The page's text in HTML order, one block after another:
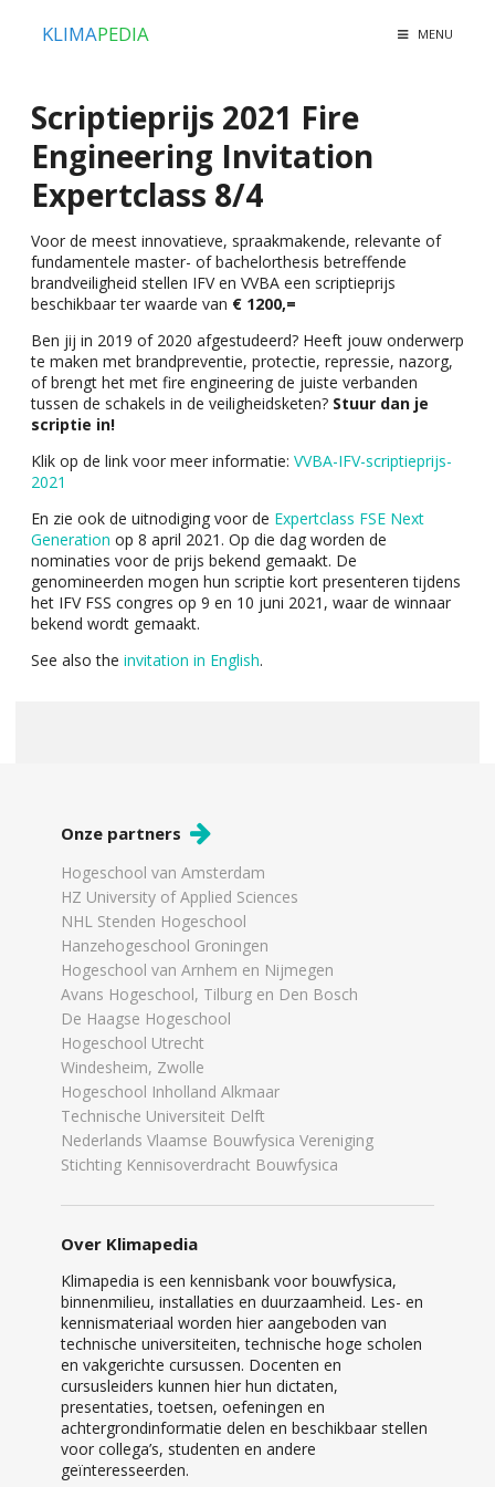
KLIMAPEDIA MENU
Scriptieprijs 2021 Fire
Engineering Invitation
Expertclass 8/4
Voor de meest innovatieve, spraakmakende, relevante of
fundamentele master- of bachelorthesis betreffende
brandveiligheid stellen IFV en VVBA een scriptieprijs
beschikbaar ter waarde van € 1200,=
Ben jij in 2019 of 2020 afgestudeerd? Heeft jouw onderwerp
te maken met brandpreventie, protectie, repressie, nazorg,
of brengt het met fire engineering de juiste verbanden
tussen de schakels in de veiligheidsketen? Stuur dan je
scriptie in!
Klik op de link voor meer informatie: VVBA-IFV-scriptieprijs-
2021
En zie ook de uitnodiging voor de Expertclass FSE Next
Generation op 8 april 2021. Op die dag worden de
nominaties voor de prijs bekend gemaakt. De
genomineerden mogen hun scriptie kort presenteren tijdens
het IFV FSS congres op 9 en 10 juni 2021, waar de winnaar
bekend wordt gemaakt.
See also the invitation in English.
Onze partners
Hogeschool van Amsterdam
HZ University of Applied Sciences
NHL Stenden Hogeschool
Hanzehogeschool Groningen
Hogeschool van Arnhem en Nijmegen
Avans Hogeschool, Tilburg en Den Bosch
De Haagse Hogeschool
Hogeschool Utrecht
Windesheim, Zwolle
Hogeschool Inholland Alkmaar
Technische Universiteit Delft
Nederlands Vlaamse Bouwfysica Vereniging
Stichting Kennisoverdracht Bouwfysica
Over Klimapedia
Klimapedia is een kennisbank voor bouwfysica,
binnenmilieu, installaties en duurzaamheid. Les- en
kennismateriaal worden hier aangeboden van
technische universiteiten, technische hoge scholen
en vakgerichte cursussen. Docenten en
cursusleiders kunnen hier hun dictaten,
presentaties, toetsen, oefeningen en
achtergrondinformatie delen en beschikbaar stellen
voor collega’s, studenten en andere
geïnteresseerden.